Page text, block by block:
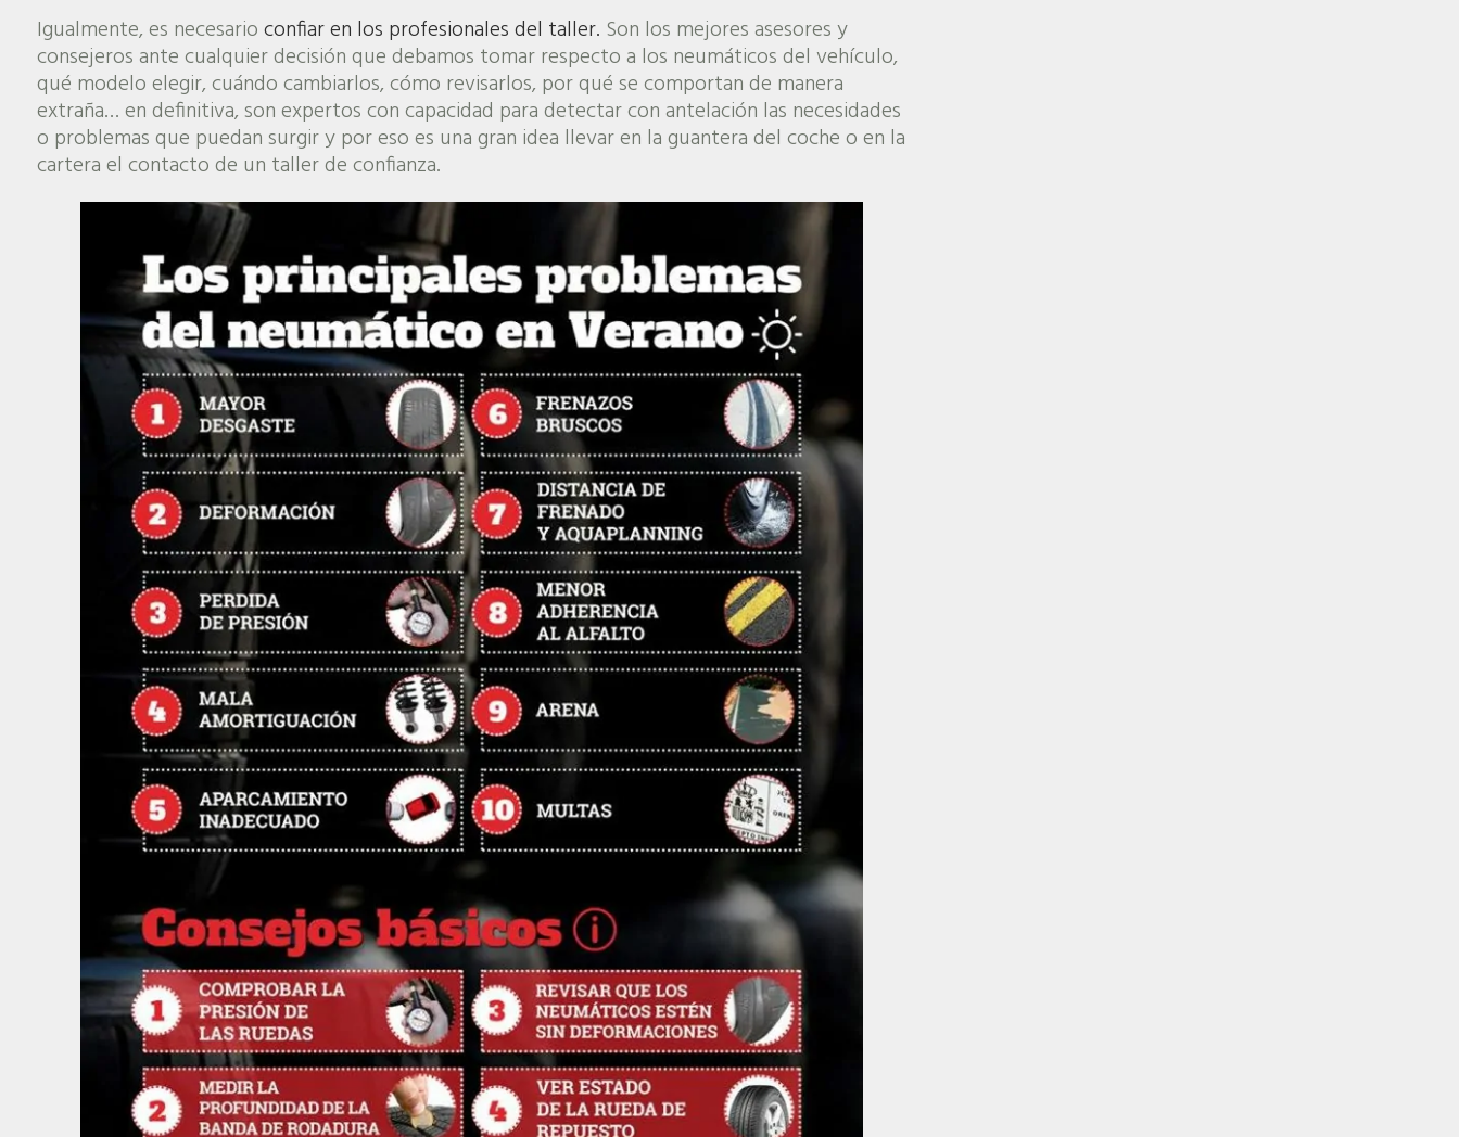
Igualmente, es necesarioconfiar en los profesionales del taller. Son los mejores asesores y
consejeros ante cualquier decisión que debamos tomar respecto a los neumáticos del vehículo,
qué modelo elegir, cuándo cambiarlos, cómo revisarlos, por qué se comportan de manera
extraña… en definitiva, son expertos con capacidad para detectar con antelación las necesidades
o problemas que puedan surgir y por eso es una gran idea llevar en la guantera del coche o en la
cartera el contacto de un taller de confianza.